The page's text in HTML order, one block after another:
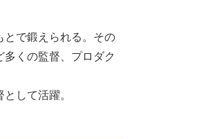
とで鍛えられる。その
くの監督、プロダク
して活躍。